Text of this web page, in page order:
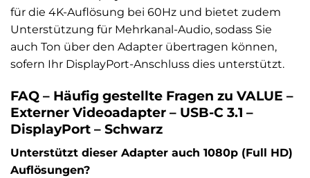
für die 4K-Auflösung bei 60Hz und bietet zudem
Unterstützung für Mehrkanal-Audio, sodass Sie
auch Ton über den Adapter übertragen können,
sofern Ihr DisplayPort-Anschluss dies unterstützt.
FAQ – Häufig gestellte Fragen zu VALUE –
Externer Videoadapter – USB-C 3.1 –
DisplayPort – Schwarz
Unterstützt dieser Adapter auch 1080p (Full HD)
Auflösungen?